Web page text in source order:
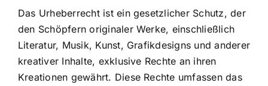
Das Urheberrecht ist ein gesetzlicher Schutz, der
den Schöpfern originaler Werke, einschließlich
Literatur, Musik, Kunst, Grafikdesigns und anderer
kreativer Inhalte, exklusive Rechte an ihren
Kreationen gewährt. Diese Rechte umfassen das